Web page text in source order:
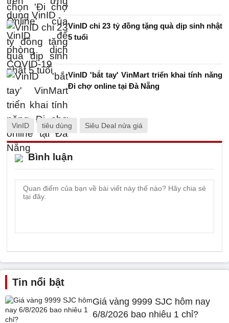
VinID chi 23 tỷ đồng tặng quà dịp sinh nhật
5 tuổi
VinID 'bắt tay' VinMart triển khai tính năng
Đi chợ online tại Đà Nẵng
VinID tiêu dùng Siêu Deal nửa giá
Bình luận
Tin nổi bật
Giá vàng 9999 SJC hôm nay
6/8/2026 bao nhiêu 1 chỉ?